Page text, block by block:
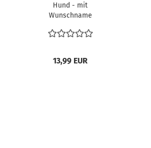
Hund - mit
Wunschname
13,99 EUR